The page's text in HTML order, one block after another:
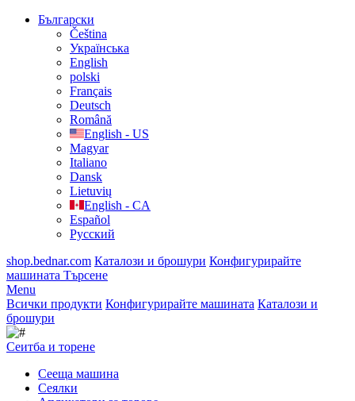
Български
Čeština
Українська
English
polski
Français
Deutsch
Română
English - US
Magyar
Italiano
Dansk
Lietuvių
English - CA
Español
Русский
shop.bednar.com Каталози и брошури Конфигурирайте
машината Търсене
Menu
Всички продукти Конфигурирайте машината Каталози и
брошури
Сеитба и торене
Cееща машина
Cеялки